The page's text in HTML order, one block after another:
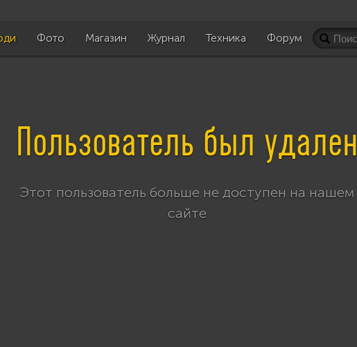
Фото Магазин Журнал Техника Форум
Пользователь был удален
Этот пользователь больше не доступен на нашем
сайте